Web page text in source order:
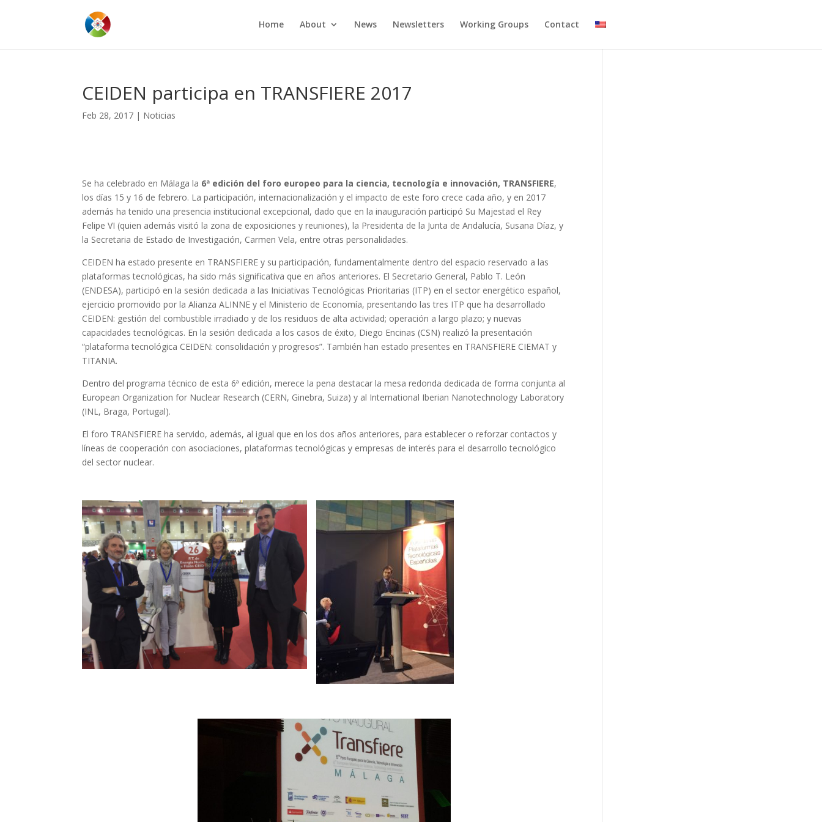
Home About News Newsletters Working Groups Contact
CEIDEN participa en TRANSFIERE 2017
Feb 28, 2017 | Noticias
Se ha celebrado en Málaga la 6ª edición del foro europeo para la ciencia, tecnología e innovación, TRANSFIERE,
los días 15 y 16 de febrero. La participación, internacionalización y el impacto de este foro crece cada año, y en 2017
además ha tenido una presencia institucional excepcional, dado que en la inauguración participó Su Majestad el Rey
Felipe VI (quien además visitó la zona de exposiciones y reuniones), la Presidenta de la Junta de Andalucía, Susana Díaz, y
la Secretaria de Estado de Investigación, Carmen Vela, entre otras personalidades.
CEIDEN ha estado presente en TRANSFIERE y su participación, fundamentalmente dentro del espacio reservado a las
plataformas tecnológicas, ha sido más significativa que en años anteriores. El Secretario General, Pablo T. León
(ENDESA), participó en la sesión dedicada a las Iniciativas Tecnológicas Prioritarias (ITP) en el sector energético español,
ejercicio promovido por la Alianza ALINNE y el Ministerio de Economía, presentando las tres ITP que ha desarrollado
CEIDEN: gestión del combustible irradiado y de los residuos de alta actividad; operación a largo plazo; y nuevas
capacidades tecnológicas. En la sesión dedicada a los casos de éxito, Diego Encinas (CSN) realizó la presentación
“plataforma tecnológica CEIDEN: consolidación y progresos”. También han estado presentes en TRANSFIERE CIEMAT y
TITANIA.
Dentro del programa técnico de esta 6ª edición, merece la pena destacar la mesa redonda dedicada de forma conjunta al
European Organization for Nuclear Research (CERN, Ginebra, Suiza) y al International Iberian Nanotechnology Laboratory
(INL, Braga, Portugal).
El foro TRANSFIERE ha servido, además, al igual que en los dos años anteriores, para establecer o reforzar contactos y
líneas de cooperación con asociaciones, plataformas tecnológicas y empresas de interés para el desarrollo tecnológico
del sector nuclear.